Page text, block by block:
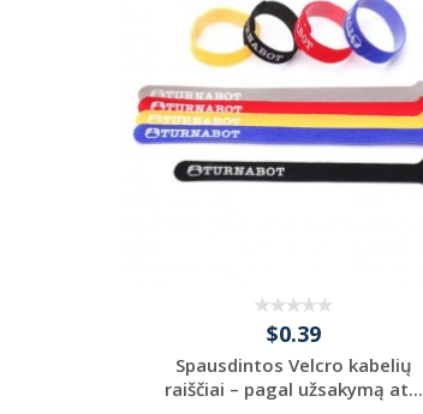
$0.39
Spausdintos Velcro kabelių
raiščiai – pagal užsakymą at...